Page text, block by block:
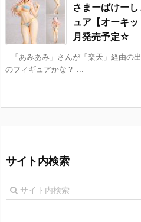
さまーばけー
ュア【オーキ
月発売予定☆
「あみあみ」さんが「楽天」経由の
のフィギュアかな？ ...
サイト内検索